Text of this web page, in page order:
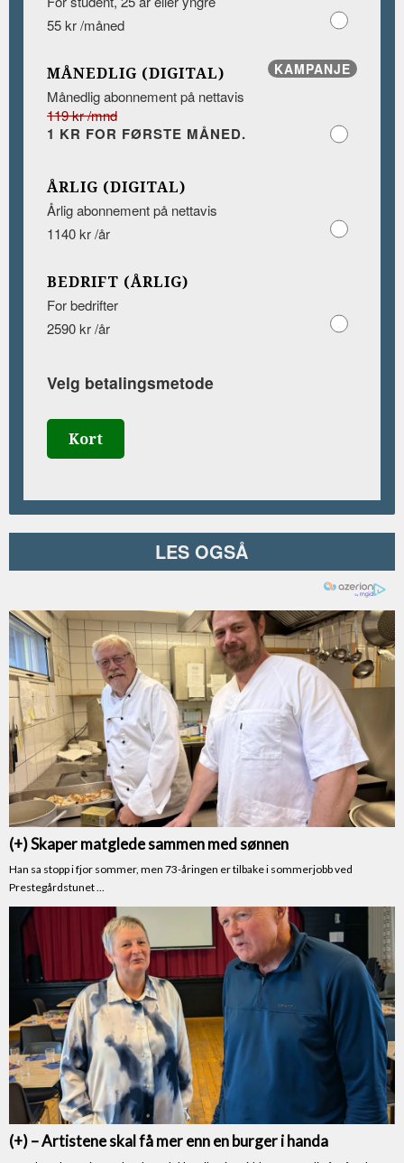
55 kr /måned
KAMPANJE
MÅNEDLIG (DIGITAL)
Månedlig abonnement på nettavis
119 kr /mnd
1 KR FOR FØRSTE MÅNED.
ÅRLIG (DIGITAL)
Årlig abonnement på nettavis
1140 kr /år
BEDRIFT (ÅRLIG)
For bedrifter
2590 kr /år
Velg betalingsmetode
Kort
LES OGSÅ